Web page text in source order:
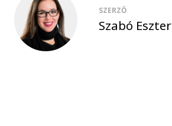
SZERZŐ
Szabó Eszter